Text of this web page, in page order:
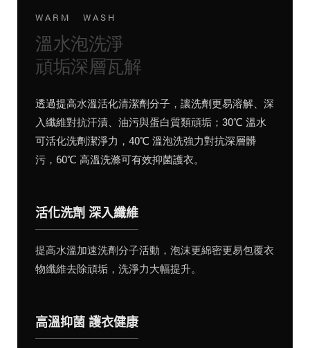
WARM WASH
溫水泡洗淨
頑垢深層瓦解
透過提高水溫活化清潔劑分子，讓洗劑更易溶解、深
入纖維對抗汗漬、油污與蛋白質類頑垢；30℃ 溫水
可活化洗劑潔淨力，40℃ 溫泡洗強力對抗深層髒
污，60℃ 高溫洗滌可有效抑菌護衣。
活化洗劑 深入纖維
提高水溫加速洗劑分子活動，泡沫更綿密更易包覆衣
物纖維去除頑垢，洗淨力大幅提升。
高溫抑菌 護衣健康